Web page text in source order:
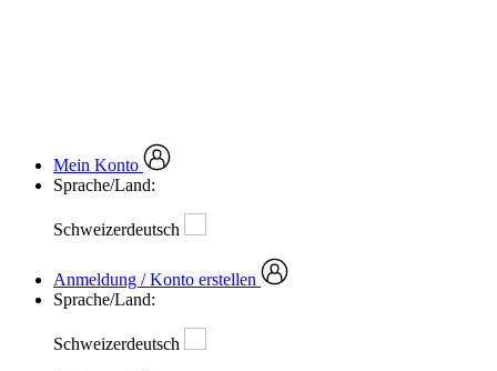
Mein Konto
Sprache/Land:
Schweizerdeutsch
Anmeldung / Konto erstellen
Sprache/Land:
Schweizerdeutsch